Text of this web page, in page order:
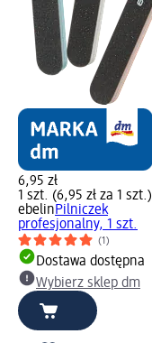
6,95 zł
1 szt. (6,95 zł za 1 szt.)
ebelinPilniczek
profesjonalny, 1 szt.
(1)
Dostawa dostępna
Wybierz sklep dm